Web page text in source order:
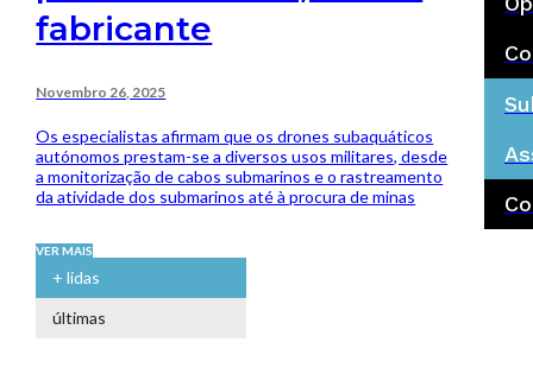
fabricante
Novembro 26, 2025
Os especialistas afirmam que os drones subaquáticos
autónomos prestam-se a diversos usos militares, desde
a monitorização de cabos submarinos e o rastreamento
da atividade dos submarinos até à procura de minas
VER MAIS
+ lidas
últimas